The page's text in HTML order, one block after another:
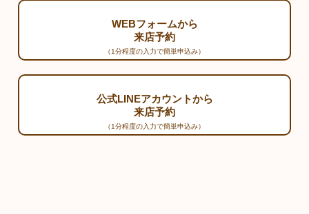
WEBフォームから
来店予約
（1分程度の入力で簡単申込み）
公式LINEアカウントから
来店予約
（1分程度の入力で簡単申込み）